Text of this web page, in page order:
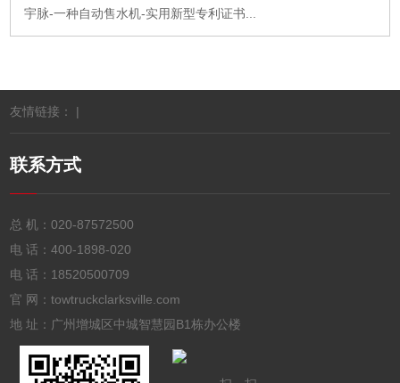
宇脉-一种自动售水机-实用新型专利证书...
友情链接： |
联系方式
总 机：020-87572500
电 话：400-1898-020
电 话： 18520500709
官 网：towtruckclarksville.com
地 址：广州增城区中城智慧园B1栋办公楼